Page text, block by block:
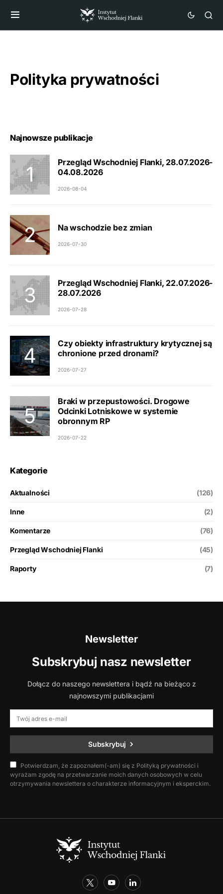
Polityka prywatności
Najnowsze publikacje
Przegląd Wschodniej Flanki, 28.07.2026-
04.08.2026
2026-08-04
Na wschodzie bez zmian
2026-07-30
Przegląd Wschodniej Flanki, 22.07.2026-
28.07.2026
2026-07-28
Czy obiekty infrastruktury krytycznej są
chronione przed dronami?
2026-07-27
Braki w przepustowości. Drogowe
Odcinki Lotniskowe w systemie
obronnym RP
2026-07-22
Kategorie
Aktualności (126)
Inne (2)
Komentarze (76)
Przegląd Wschodniej Flanki (45)
Raporty (7)
Newsletter
Subskrybuj nasz newsletter
Dołącz do naszego newslettera i bądź na bieżąco z
najnowszymi publikacjami
Subskrybuj
Potwierdzam, że zapoznałem(-am) się z Polityką prywatności i
wyrażam zgodę na przetwarzanie moich danych osobowych w celu
otrzymywania newslettera o charakterze informacyjnym i eksperckim.